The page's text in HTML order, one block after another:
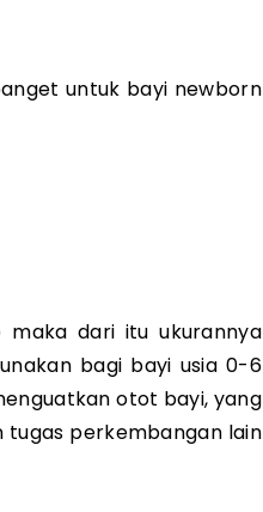
untuk bayi newborn
dari itu ukurannya
bagi bayi usia 0-6
otot bayi, yang
tugas perkembangan lain